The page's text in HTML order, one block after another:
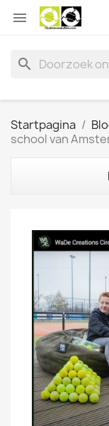

search
Startpagina
school van